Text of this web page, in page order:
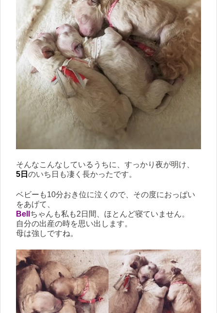
そんなこんなしているうちに、すっかり夜が明け、
5日 のいち日も凄く長かったです。
ベビーも10分おき位に泣くので、その度におっぱい
をあげて、
Bell ちゃんも私も2日間、ほとんど寝ていません。
自分の出産の時を思い出します。
母は強しですね。